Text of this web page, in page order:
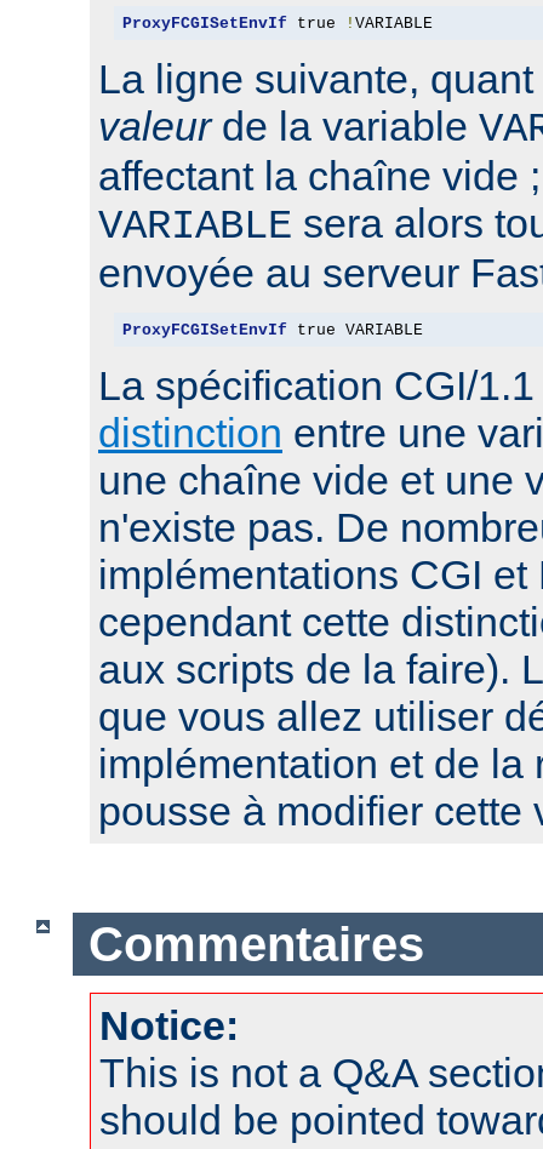
ProxyFCGISetEnvIf true ! VARIABLE
La ligne suivante,
valeurde la variable
affectant la chaîne vide
VARIABLE sera alors
envoyée au serveur
ProxyFCGISetEnvIf true VARIABLE
La spécification CGI/
distinction entre une
une chaîne vide et une
n'existe pas. De
implémentations CGI et
cependant cette
aux scripts de la faire).
que vous allez utiliser
implémentation et de la
pousse à modifier cette
Commentaires
Notice:
This is not a Q&A
should be pointed